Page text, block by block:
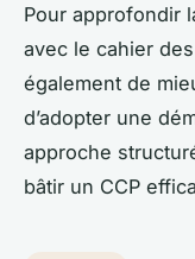
Pour approfondir
avec le cahier
également de
d’adopter une
approche
bâtir un CCP